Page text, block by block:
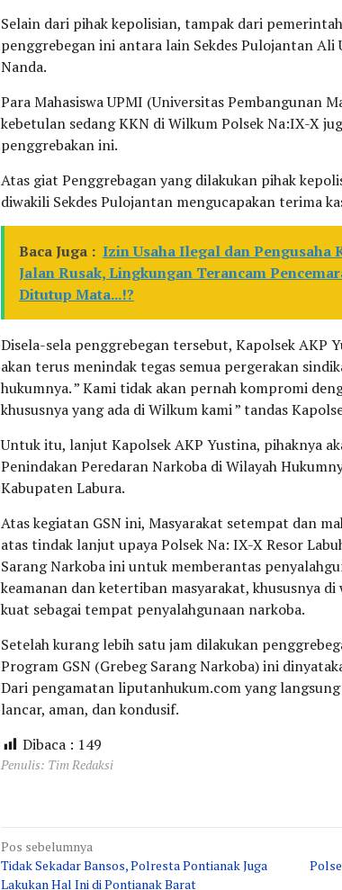
Selain dari pihak kepolisian, tampak dari
penggrebegan ini antara lain Sekdes Pulojantan
Nanda.
Para Mahasiswa UPMI (Universitas Pembangunan
kebetulan sedang KKN di Wilkum Polsek Na:IX-X
penggrebakan ini.
Atas giat Penggrebagan yang dilakukan pihak
diwakili Sekdes Pulojantan mengucapakan terima
Baca Juga : Izin Usaha Ilegal dan Pengusaha
Jalan Rusak, Lingkungan Terancam
Ditutup Mata...!?
Disela-sela penggrebegan tersebut, Kapolsek AKP
akan terus menindak tegas semua pergerakan
hukumnya. ” Kami tidak akan pernah kompromi
khususnya yang ada di Wilkum kami ” tandas
Untuk itu, lanjut Kapolsek AKP Yustina, pihaknya
Penindakan Peredaran Narkoba di Wilayah
Kabupaten Labura.
Atas kegiatan GSN ini, Masyarakat setempat dan
atas tindak lanjut upaya Polsek Na: IX-X Resor
Sarang Narkoba ini untuk memberantas
keamanan dan ketertiban masyarakat, khususnya
kuat sebagai tempat penyalahgunaan narkoba.
Setelah kurang lebih satu jam dilakukan
Program GSN (Grebeg Sarang Narkoba) ini
Dari pengamatan liputanhukum.com yang
lancar, aman, dan kondusif.
Dibaca : 149
Penulis: Tim Redaksi
Navigasi
pos
Pos sebelumnya
Tidak Sekadar Bansos, Polresta Pontianak Juga
Lakukan Hal Ini di Pontianak Barat